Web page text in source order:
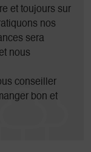
l'ascension
technique, sa
de neige.
2 clients ayant
et
et toujours sur
nos
sera
nous
conseiller
bon et